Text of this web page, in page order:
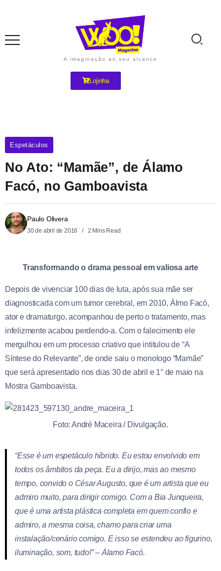
A imaginação ao seu alcance
Lojinha
Espetáculos
No Ato: “Mamãe”, de Álamo
Facó, no Gamboavista
Paulo Olivera
30 de abril de 2016 2 Mins Read
Transformando o drama pessoal em valiosa arte
Depois de vivenciar 100 dias de luta, após sua mãe ser
diagnosticada com um tumor cerebral, em 2010, Álmo Facó,
ator e dramaturgo, acompanhou de perto o tratamento, mas
infelizmente acabou perdendo-a. Com o falecimento ele
mergulhou em um processo criativo que intitulou de “A
Síntese do Relevante”, de onde saiu o monologo “Mamãe”
que será apresentado nos dias 30 de abril e 1° de maio na
Mostra Gamboavista.
Foto: André Maceira / Divulgação.
“Esse é um espetáculo híbrido. Eu estou envolvido em
todos os âmbitos da peça. Eu a dirijo, mas ao mesmo
tempo, convido o César Augusto, que é um artista que eu
admiro muito, para dirigir comigo. Com a Bia Junqueira,
que é uma artista plástica completa em quem confio e
admiro, a mesma coisa, chamo para criar uma
instalação/cenário comigo. E isso se estendeu ao figurino,
iluminação, som, tudo!” – Álamo Facó.